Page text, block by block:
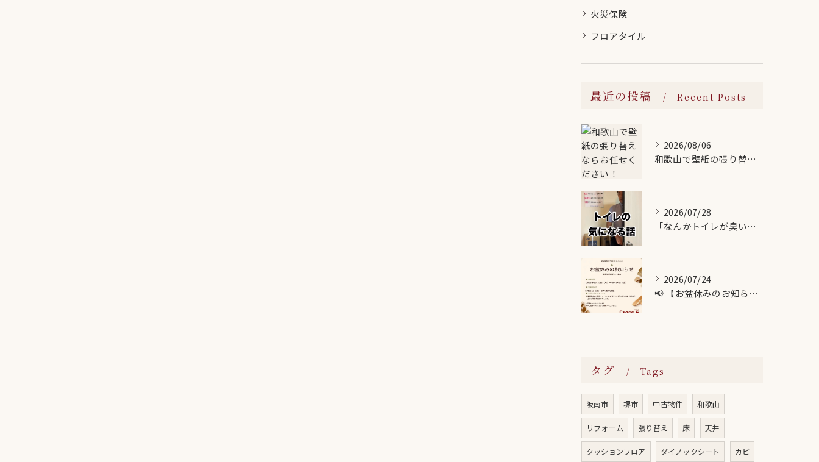
火災保険
フロアタイル
最近の投稿 Recent Posts
2026/08/06
和歌山で壁紙の張り替えならお任せください！
2026/07/28
「なんかトイレが臭い…」
2026/07/24
📢 【お盆休みのお知らせ】
タグ Tags
阪南市 堺市 中古物件 和歌山
リフォーム 張り替え 床 天井
クッションフロア ダイノックシート カビ